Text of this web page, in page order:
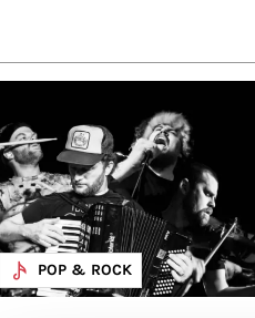
MUZIEK
POP & ROCK